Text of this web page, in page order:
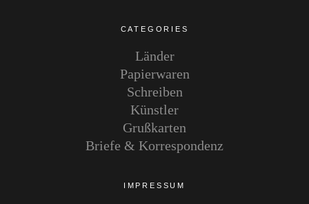
CATEGORIES
Länder
Papierwaren
Schreiben
Künstler
Grußkarten
Briefe & Korrespondenz
IMPRESSUM